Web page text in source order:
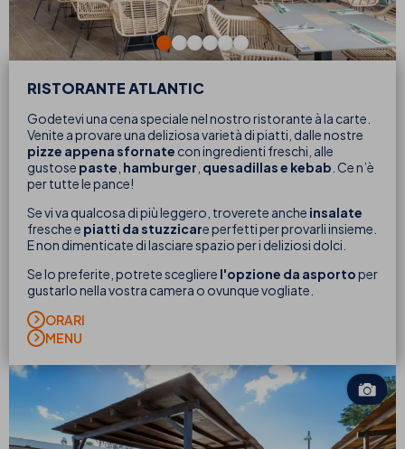
RISTORANTE ATLANTIC
Godetevi una cena speciale nel nostro ristorante à la carte.
Venite a provare una deliziosa varietà di piatti, dalle nostre
pizze appena sfornate con ingredienti freschi, alle
gustose paste hamburger quesadillas e kebab . Ce n’è
per tutte le pance!
Se vi va qualcosa di più leggero, troverete anche insalate
fresche e piatti da stuzzicare perfetti per provarli insieme.
E non dimenticate di lasciare spazio per i deliziosi dolci.
Se lo preferite, potrete scegliere l'opzione da asportoper
gustarlo nella vostra camera o ovunque vogliate.
ORARI
MENU